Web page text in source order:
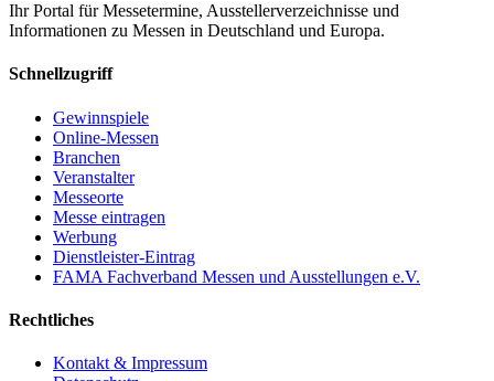
Ihr Portal für Messetermine, Ausstellerverzeichnisse und
Informationen zu Messen in Deutschland und Europa.
Schnellzugriff
Gewinnspiele
Online-Messen
Branchen
Veranstalter
Messeorte
Messe eintragen
Werbung
Dienstleister-Eintrag
FAMA Fachverband Messen und Ausstellungen e.V.
Rechtliches
Kontakt & Impressum